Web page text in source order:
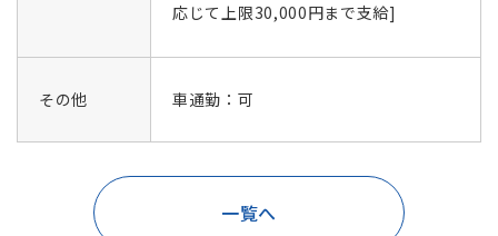
応じて上限30,000円まで支給]
その他 車通勤：可
一覧へ